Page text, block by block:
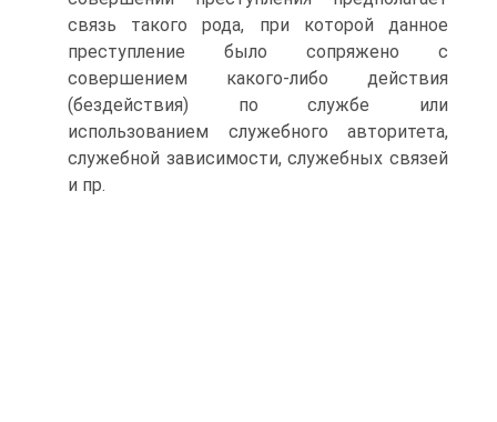
связь такого рода, при которой данное
преступление было сопряжено с
совершением какого-либо действия
(бездействия) по службе или
использованием служебного авторитета,
служебной зависимости, служебных связей
и пр.